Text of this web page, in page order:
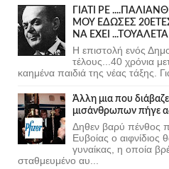
ΓΙΑΤΙ ΡΕ
ΜΟΥ ΕΔΩΣΕΣ
ΝΑ ΕΧΕΙ
Η επιστολή ενός
τέλους...40 χρόνια
καημένα παιδιά της νέας τάξης.
Άλλη μια που
μισάνθρωπων πήγε
Δηθεν βαρύ πένθος
Ευβοίας ο αιφνίδιος
γυναίκας, η οποία
σταθμευμένο αυ...